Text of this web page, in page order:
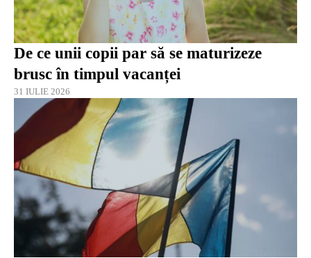
De ce unii copii par să se maturizeze
brusc în timpul vacanței
31 IULIE 2026